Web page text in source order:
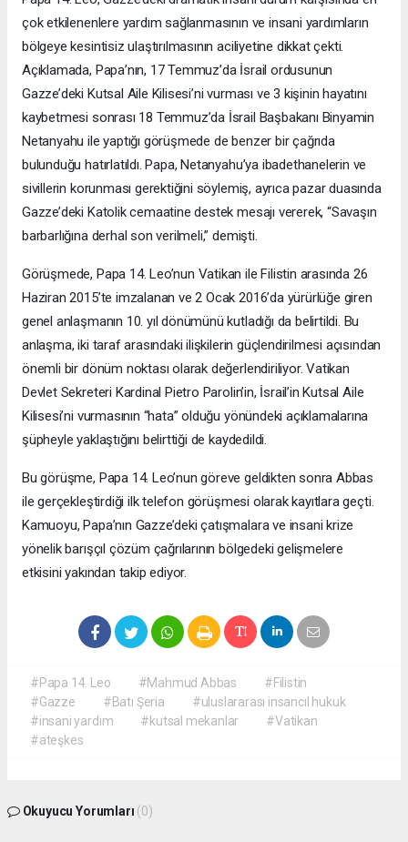
çok etkilenenlere yardım sağlanmasının ve insani yardımların
bölgeye kesintisiz ulaştırılmasının aciliyetine dikkat çekti.
Açıklamada, Papa’nın, 17 Temmuz’da İsrail ordusunun
Gazze’deki Kutsal Aile Kilisesi’ni vurması ve 3 kişinin hayatını
kaybetmesi sonrası 18 Temmuz’da İsrail Başbakanı Binyamin
Netanyahu ile yaptığı görüşmede de benzer bir çağrıda
bulunduğu hatırlatıldı. Papa, Netanyahu’ya ibadethanelerin ve
sivillerin korunması gerektiğini söylemiş, ayrıca pazar duasında
Gazze’deki Katolik cemaatine destek mesajı vererek, “Savaşın
barbarlığına derhal son verilmeli,” demişti.
Görüşmede, Papa 14. Leo’nun Vatikan ile Filistin arasında 26
Haziran 2015’te imzalanan ve 2 Ocak 2016’da yürürlüğe giren
genel anlaşmanın 10. yıl dönümünü kutladığı da belirtildi. Bu
anlaşma, iki taraf arasındaki ilişkilerin güçlendirilmesi açısından
önemli bir dönüm noktası olarak değerlendiriliyor. Vatikan
Devlet Sekreteri Kardinal Pietro Parolin’in, İsrail’in Kutsal Aile
Kilisesi’ni vurmasının “hata” olduğu yönündeki açıklamalarına
şüpheyle yaklaştığını belirttiği de kaydedildi.
Bu görüşme, Papa 14. Leo’nun göreve geldikten sonra Abbas
ile gerçekleştirdiği ilk telefon görüşmesi olarak kayıtlara geçti.
Kamuoyu, Papa’nın Gazze’deki çatışmalara ve insani krize
yönelik barışçıl çözüm çağrılarının bölgedeki gelişmelere
etkisini yakından takip ediyor.
#Papa 14. Leo #Mahmud Abbas
#Filistin
#Gazze
#Batı Şeria
#uluslararası insancıl hukuk
#insani yardım
#kutsal mekanlar
#Vatikan
#ateşkes
Okuyucu Yorumları (0)